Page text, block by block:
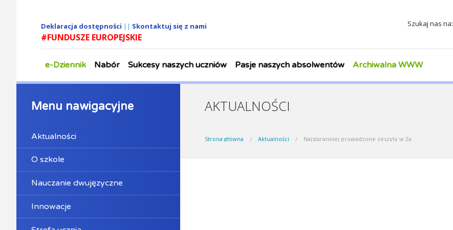
Deklaracja dostępności || Skontaktuj się z nami
#FUNDUSZE EUROPEJSKIE
Szukaj nas na:
e-Dziennik Nabór Sukcesy naszych uczniów Pasje naszych absolwentów Archiwalna WWW
Menu nawigacyjne
Aktualności
O szkole
Nauczanie dwujęzyczne
Innowacje
AKTUALNOŚCI
Strona główna Aktualności Najstaranniej prowadzone zeszyty w 2a